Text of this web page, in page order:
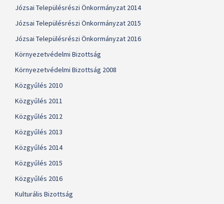
Józsai Településrészi Önkormányzat 2014
Józsai Településrészi Önkormányzat 2015
Józsai Településrészi Önkormányzat 2016
Környezetvédelmi Bizottság
Környezetvédelmi Bizottság 2008
Közgyűlés 2010
Közgyűlés 2011
Közgyűlés 2012
Közgyűlés 2013
Közgyűlés 2014
Közgyűlés 2015
Közgyűlés 2016
Kulturális Bizottság